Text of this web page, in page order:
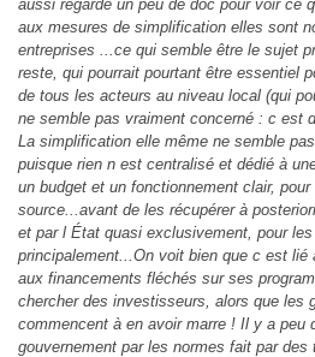
aussi regardé un peu de doc pour voir ce
aux mesures de simplification elles sont
entreprises ...ce qui semble être le sujet
reste, qui pourrait pourtant être essentiel
de tous les acteurs au niveau local (qui
ne semble pas vraiment concerné : c est
La simplification elle même ne semble
puisque rien n est centralisé et dédié à
un budget et un fonctionnement clair,
source...avant de les récupérer à
et par l État quasi exclusivement, pour
principalement...On voit bien que c est lié
aux financements fléchés sur ses
chercher des investisseurs, alors que les
commencent à en avoir marre ! Il y a peu
gouvernement par les normes fait par